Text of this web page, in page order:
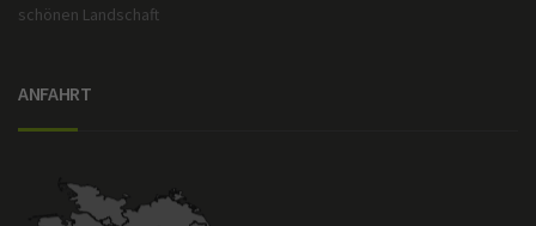
schönen Landschaft
ANFAHRT